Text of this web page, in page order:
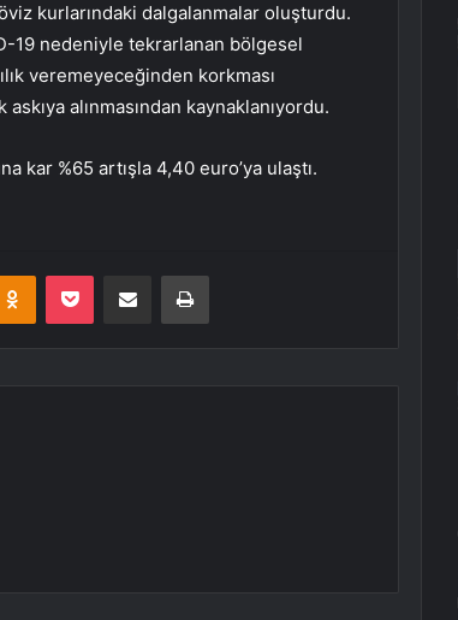
kurlarındaki dalgalanmalar oluşturdu.
19 nedeniyle tekrarlanan bölgesel
veremeyeceğinden korkması
alınmasından kaynaklanıyordu.
kar %65 artışla 4,40 euro’ya ulaştı.
Odnoklassniki
Pocket E-Posta ile paylaş Yazdır